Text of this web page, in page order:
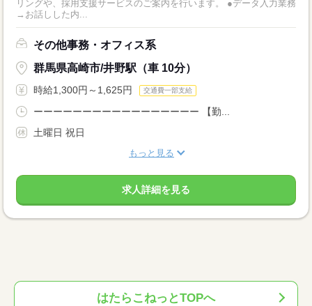
リングや、採用支援サービスのご案内を行います。 ●データ入力業務
→お話しした内...
その他事務・オフィス系
群馬県高崎市/井野駅（車 10分）
時給1,300円～1,625円 交通費一部支給
ーーーーーーーーーーーーーーーーー 【勤...
土曜日 祝日
もっと見る
求人詳細を見る
はたらこねっとTOPへ